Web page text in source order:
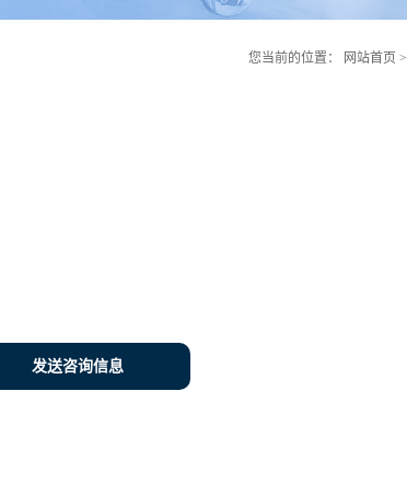
您当前的位置： 网站首页 >
发送咨询信息